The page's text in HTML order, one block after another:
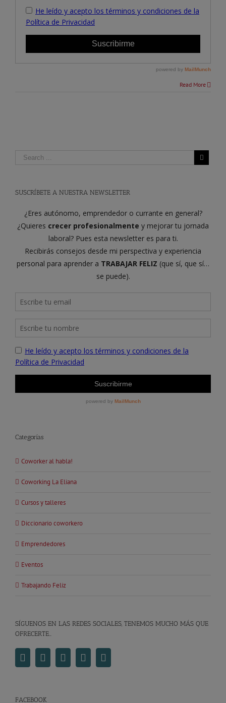
Read More
SUSCRÍBETE A NUESTRA NEWSLETTER
Categorías
Coworker al habla!
Coworking La Eliana
Cursos y talleres
Diccionario coworkero
Emprendedores
Eventos
Trabajando Feliz
SÍGUENOS EN LAS REDES SOCIALES, TENEMOS MUCHO MÁS QUE
OFRECERTE…
FACEBOOK